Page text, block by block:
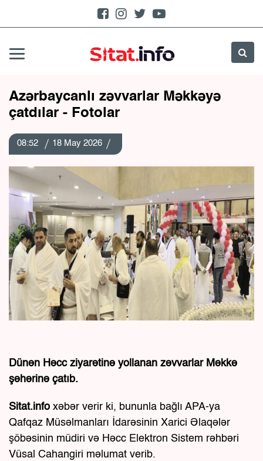
Azərbaycanlı zəvvarlar Məkkəyə
çatdılar - Fotolar
08:52 18 May 2026
Dünən Həcc ziyarətinə yollanan zəvvarlar Məkkə
şəhərinə çatıb.
Sitat.info xəbər verir ki, bununla bağlı APA-ya
Qafqaz Müsəlmanları İdarəsinin Xarici Əlaqələr
şöbəsinin müdiri və Həcc Elektron Sistem rəhbəri
Vüsal Cahangiri məlumat verib.